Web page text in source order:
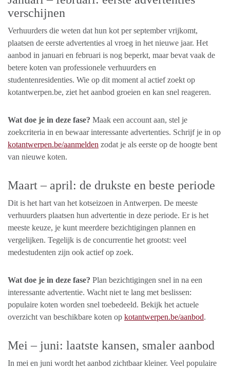
verschijnen
Verhuurders die weten dat hun kot per september vrijkomt,
plaatsen de eerste advertenties al vroeg in het nieuwe jaar. Het
aanbod in januari en februari is nog beperkt, maar bevat vaak de
betere koten van professionele verhuurders en
studentenresidenties. Wie op dit moment al actief zoekt op
kotantwerpen.be, ziet het aanbod groeien en kan snel reageren.
Wat doe je in deze fase? Maak een account aan, stel je
zoekcriteria in en bewaar interessante advertenties. Schrijf je in op
kotantwerpen.be/aanmelden zodat je als eerste op de hoogte bent
van nieuwe koten.
Maart – april: de drukste en beste periode
Dit is het hart van het kotseizoen in Antwerpen. De meeste
verhuurders plaatsen hun advertentie in deze periode. Er is het
meeste keuze, je kunt meerdere bezichtigingen plannen en
vergelijken. Tegelijk is de concurrentie het grootst: veel
medestudenten zijn ook actief op zoek.
Wat doe je in deze fase? Plan bezichtigingen snel in na een
interessante advertentie. Wacht niet te lang met beslissen:
populaire koten worden snel toebedeeld. Bekijk het actuele
overzicht van beschikbare koten op kotantwerpen.be/aanbod.
Mei – juni: laatste kansen, smaler aanbod
In mei en juni wordt het aanbod zichtbaar kleiner. Veel populaire